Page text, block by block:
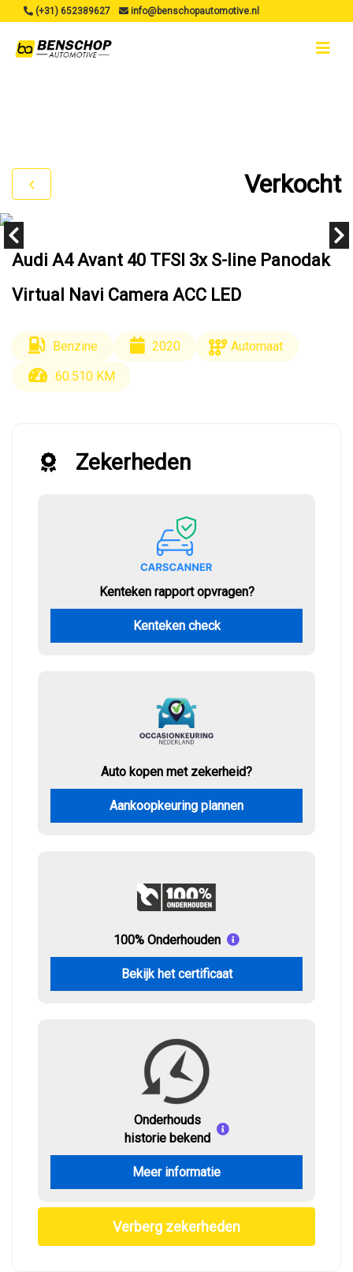
(+31) 652389627 info@benschopautomotive.nl
Verkocht
Audi A4 Avant 40 TFSI 3x S-line Panodak
Virtual Navi Camera ACC LED
Benzine 2020
Automaat
60.510 KM
Zekerheden
Kenteken rapport opvragen?
Kenteken check
Auto kopen met zekerheid?
Aankoopkeuring plannen
100% Onderhouden
Bekijk het certificaat
Onderhouds
historie bekend
Meer informatie
Verberg zekerheden